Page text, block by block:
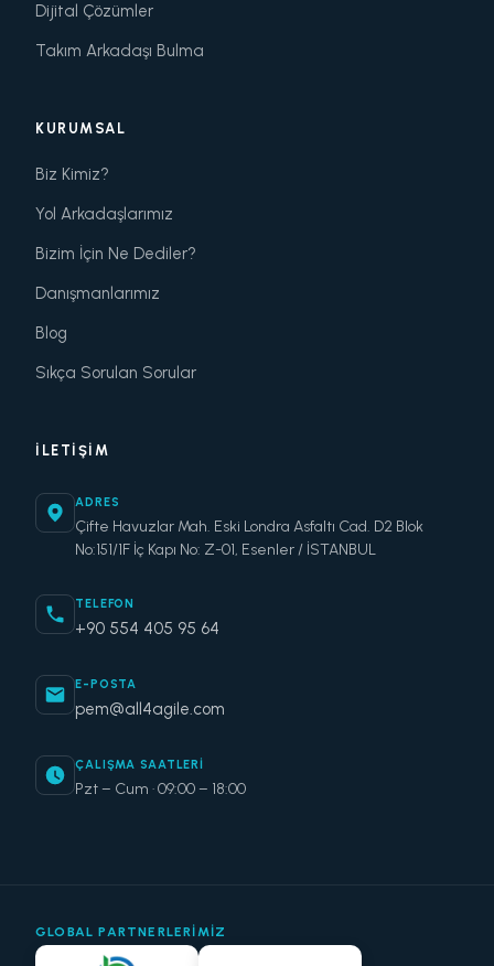
Dijital Çözümler
Takım Arkadaşı Bulma
KURUMSAL
Biz Kimiz?
Yol Arkadaşlarımız
Bizim İçin Ne Dediler?
Danışmanlarımız
Blog
Sıkça Sorulan Sorular
İLETIŞIM
ADRES
Çifte Havuzlar Mah. Eski Londra Asfaltı Cad. D2 Blok
No:151/1F İç Kapı No: Z-01, Esenler / İSTANBUL
TELEFON
+90 554 405 95 64
E-POSTA
pem@all4agile.com
ÇALIŞMA SAATLERI
Pzt – Cum · 09:00 – 18:00
GLOBAL PARTNERLERIMIZ